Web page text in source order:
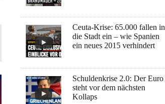
Ceuta-Krise: 65.000 fallen in
die Stadt ein – wie Spanien
ein neues 2015 verhindert
Schuldenkrise 2.0: Der Euro
steht vor dem nächsten
Kollaps